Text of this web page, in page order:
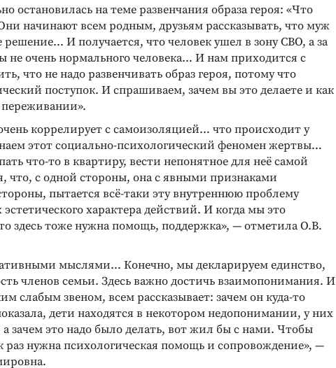
остановилась на теме развенчания образа героя: «Что
начинают всем родным, друзьям рассказывать, что муж
решение… И получается, что человек ушел в зону СВО, а за
не очень нормального человека… И нам приходится с
что не надо развенчивать образ героя, потому что
поступок. И спрашиваем, зачем вы это делаете и как
коррелирует с самоизоляцией… что происходит у
этот социально-психологический феномен жертвы…
что-то в квартиру, вести непонятное для неё самой
что, с одной стороны, она с явными признаками
пытается всё-таки эту внутреннюю проблему
эстетического характера действий. И когда мы это
здесь тоже нужна помощь, поддержка», — отметила О.В.
мыслями… Конечно, мы декларируем единство,
членов семьи. Здесь важно достичь взаимопонимания. И
слабым звеном, всем рассказывает: зачем он куда-то
дети находятся в некотором недопонимании, у них
зачем это надо было делать, вот жил бы с нами. Чтобы
раз нужна психологическая помощь и сопровождение», —